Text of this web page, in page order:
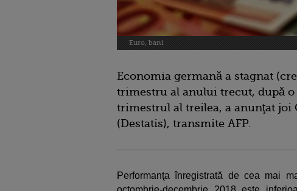
Euro, bani
Economia germană a stagnat
trimestru al anului trecut, după o
trimestrul al treilea, a anunţat joi
(Destatis), transmite AFP.
Performanţa înregistrată de cea mai